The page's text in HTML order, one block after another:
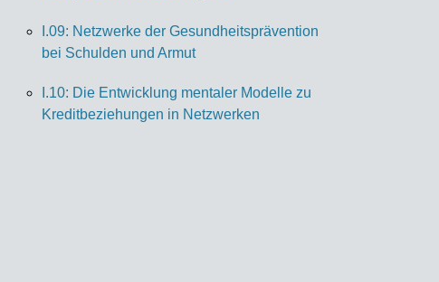
I.09: Netzwerke der Gesundheitsprävention
bei Schulden und Armut
I.10: Die Entwicklung mentaler Modelle zu
Kreditbeziehungen in Netzwerken